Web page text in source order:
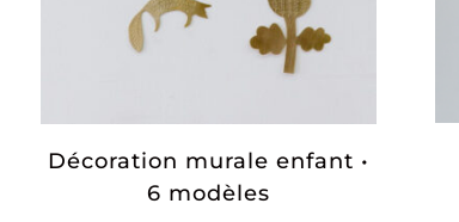
Décoration murale enfant •
6 modèles